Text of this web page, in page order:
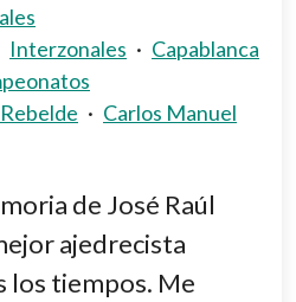
Interzonales · Capablanca
· Carlos Manuel
de José Raúl
ajedrecista
los tiempos. Me